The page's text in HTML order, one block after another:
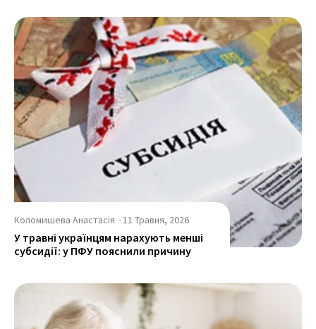
Коломишева Анастасія -11 Травня, 2026
У травні українцям нарахують менші
субсидії: у ПФУ пояснили причину